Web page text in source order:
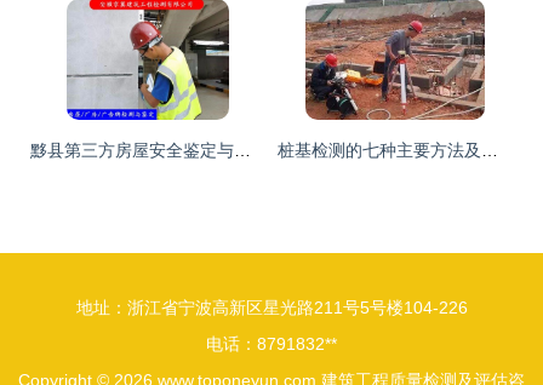
地址：浙江省宁波高新区星光路211号5号楼104-226
电话：8791832**
Copyright © 2026 www.toponeyun.com 建筑工程质量检测及评估咨